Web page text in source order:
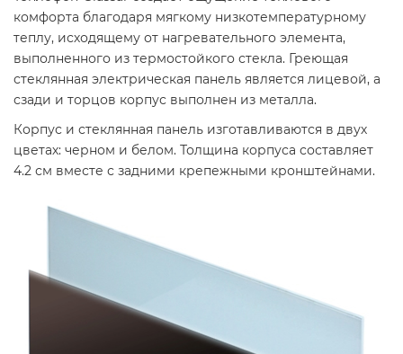
комфорта благодаря мягкому низкотемпературному
теплу, исходящему от нагревательного элемента,
выполненного из термостойкого стекла. Греющая
стеклянная электрическая панель является лицевой, а
сзади и торцов корпус выполнен из металла.
Корпус и стеклянная панель изготавливаются в двух
цветах: черном и белом. Толщина корпуса составляет
4.2 см вместе с задними крепежными кронштейнами.